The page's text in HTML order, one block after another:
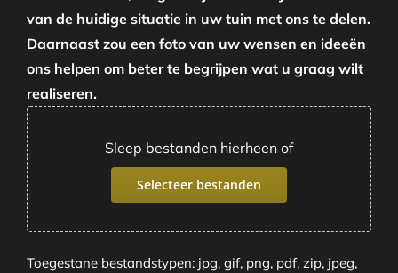
van de huidige situatie in uw tuin met ons te delen.
Daarnaast zou een foto van uw wensen en ideeën
ons helpen om beter te begrijpen wat u graag wilt
realiseren.
Sleep bestanden hierheen of
Selecteer bestanden
Toegestane bestandstypen: jpg, gif, png, pdf, zip, jpeg,